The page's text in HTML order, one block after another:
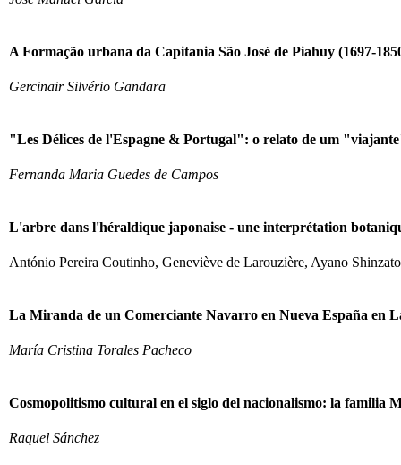
A Formação urbana da Capitania São José de Piahuy (1697-
Gercinair Silvério Gandara
"Les Délices de l'Espagne & Portugal": o relato de um
Fernanda Maria Guedes de Campos
L'arbre dans l'héraldique japonaise - une interprétation
António Pereira Coutinho, Geneviève de Larouzière, Ayano
La Miranda de un Comerciante Navarro en Nueva España en
María Cristina Torales Pacheco
Cosmopolitismo cultural en el siglo del nacionalismo: la familia
Raquel Sánchez